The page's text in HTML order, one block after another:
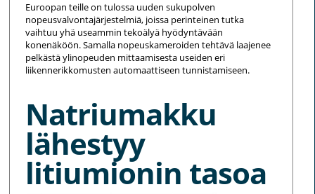
Euroopan teille on tulossa uuden sukupolven
nopeusvalvontajärjestelmiä, joissa perinteinen tutka
vaihtuu yhä useammin tekoälyä hyödyntävään
konenäköön. Samalla nopeuskameroiden tehtävä laajenee
pelkästä ylinopeuden mittaamisesta useiden eri
liikennerikkomusten automaattiseen tunnistamiseen.
Natriumakku
lähestyy
litiumionin tasoa